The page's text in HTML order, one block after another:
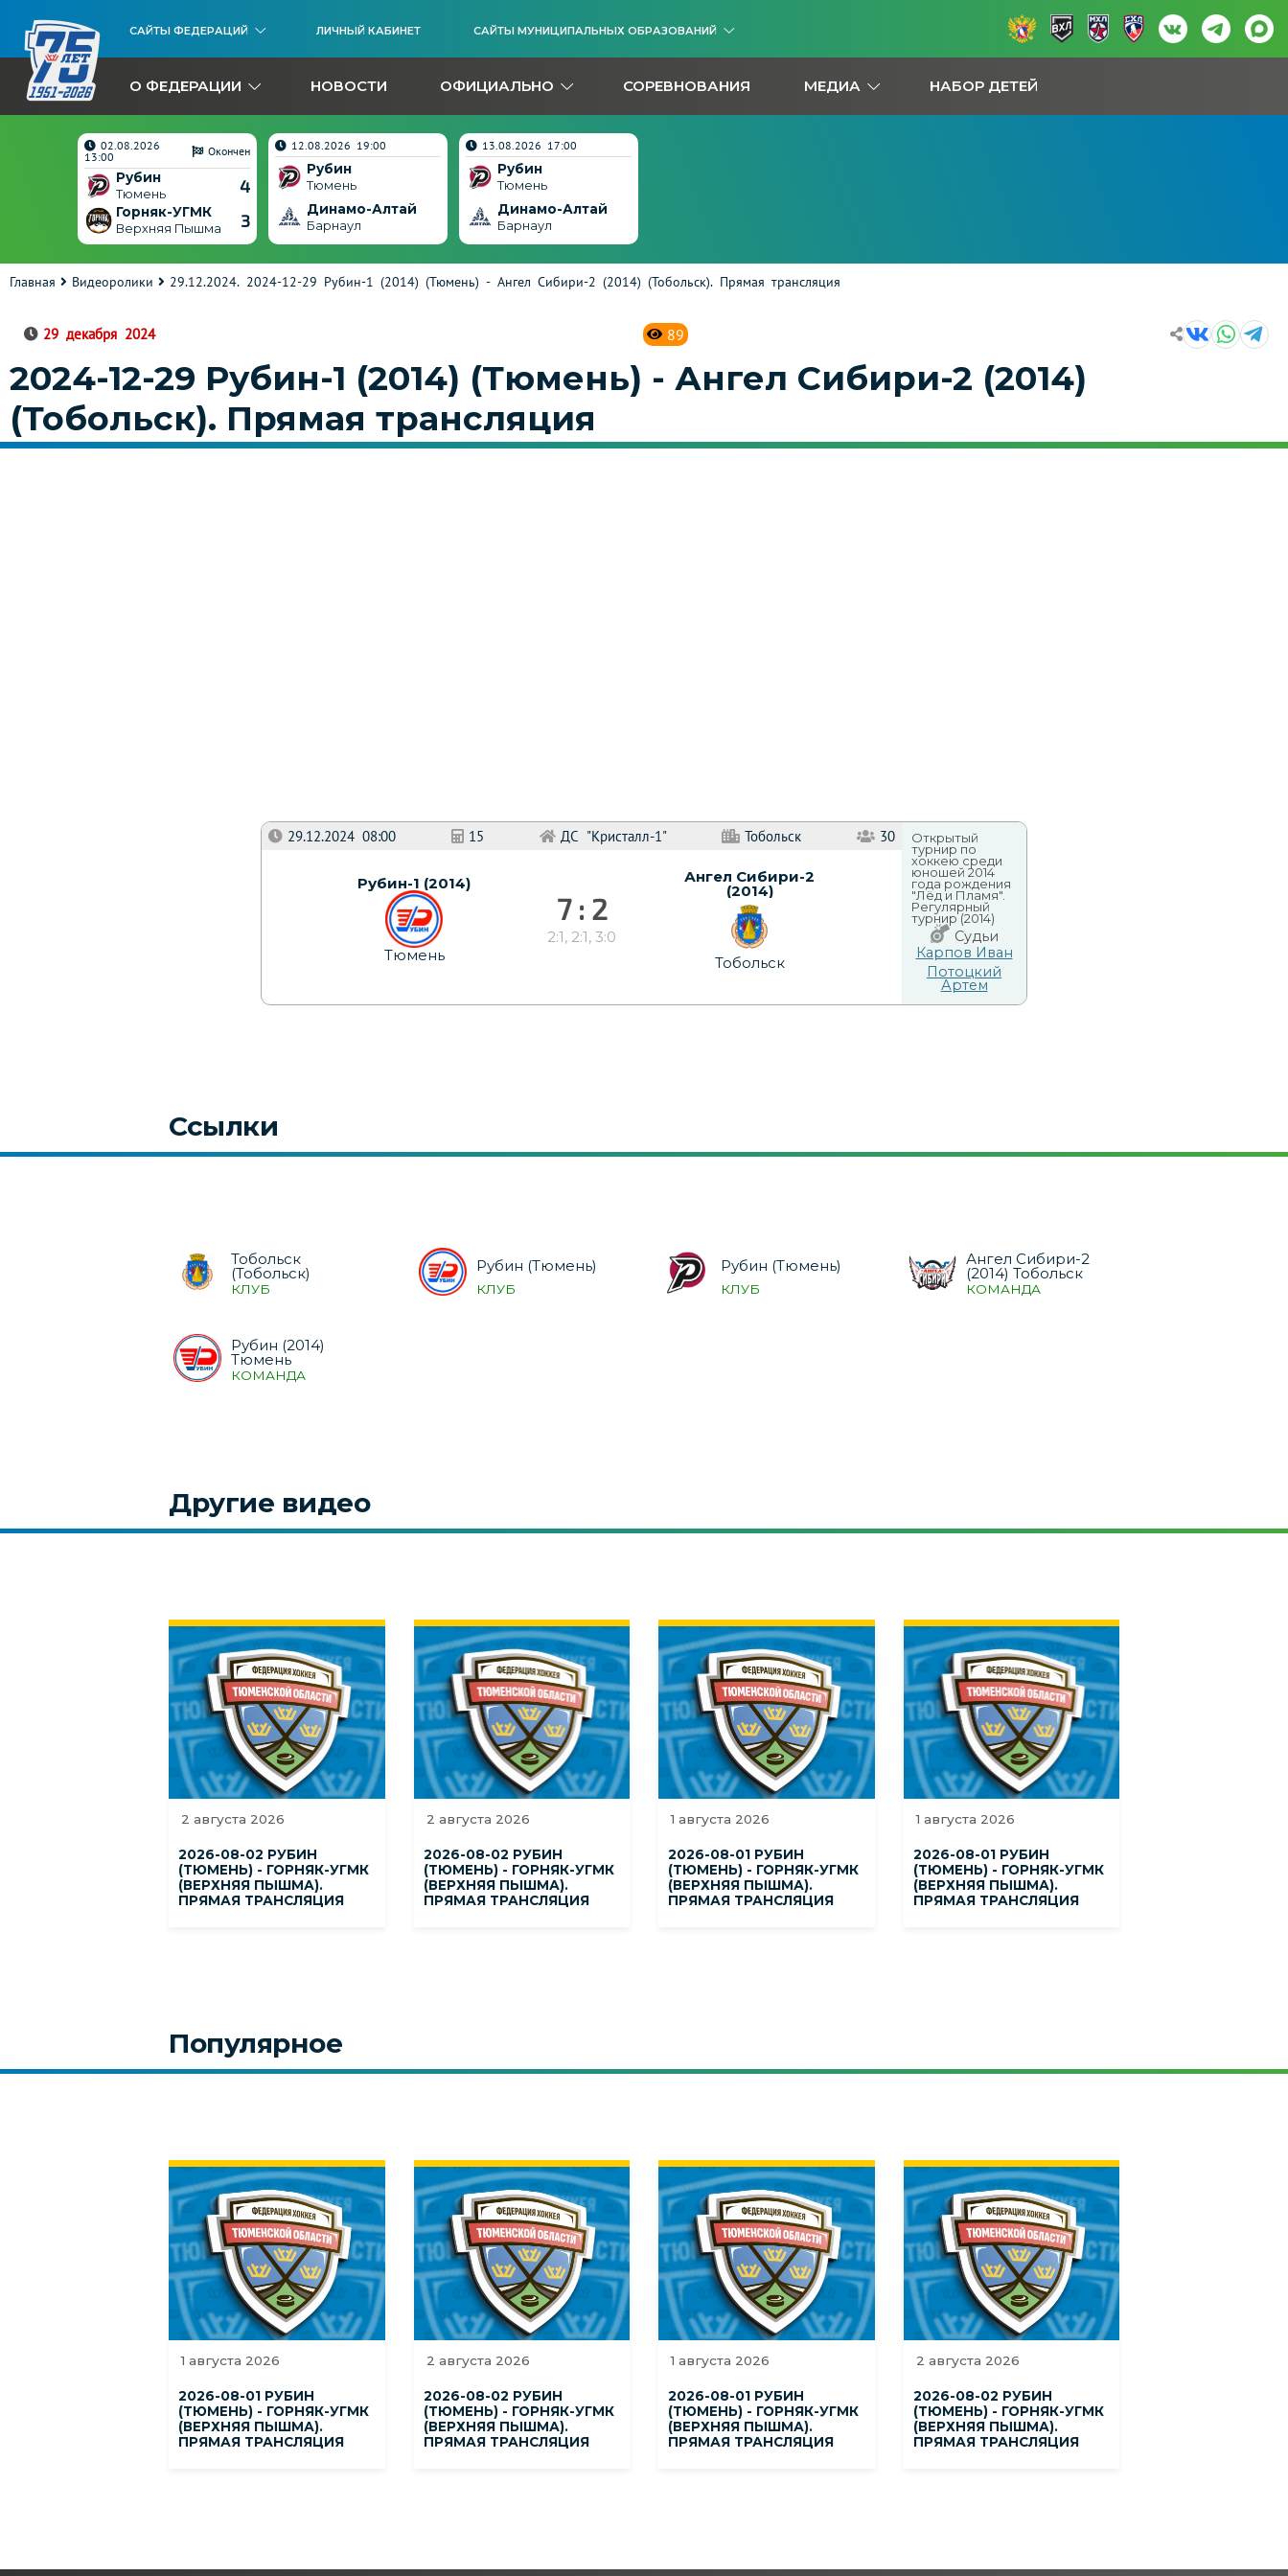
САЙТЫ ФЕДЕРАЦИЙ ЛИЧНЫЙ КАБИНЕТ САЙТЫ МУНИЦИПАЛЬНЫХ ОБРАЗОВАНИЙ
О ФЕДЕРАЦИИ НОВОСТИ ОФИЦИАЛЬНО СОРЕВНОВАНИЯ МЕДИА НАБОР ДЕТЕЙ
02.08.2026
13:00
Окончен
Рубин
Тюмень 4
Горняк-УГМК
Верхняя Пышма 3
12.08.2026 19:00
Рубин
Тюмень
Динамо-Алтай
Барнаул
13.08.2026 17:00
Рубин
Тюмень
Динамо-Алтай
Барнаул
Главная Видеоролики 29.12.2024. 2024-12-29 Рубин-1 (2014) (Тюмень) - Ангел Сибири-2 (2014) (Тобольск). Прямая трансляция
29 декабря 2024 89
2024-12-29 Рубин-1 (2014) (Тюмень) - Ангел Сибири-2 (2014)
(Тобольск). Прямая трансляция
29.12.2024 08:00 15 ДС "Кристалл-1" Тобольск 30
Рубин-1 (2014)
Тюмень
7 : 2
2:1, 2:1, 3:0
Ангел Сибири-2
(2014)
Тобольск
Открытый
турнир по
хоккею среди
юношей 2014
года рождения
"Лёд и Пламя".
Регулярный
турнир (2014)
Судьи
Карпов Иван
Потоцкий
Артем
Ссылки
Тобольск
(Тобольск)
КЛУБ
Рубин (Тюмень)
КЛУБ
Рубин (Тюмень)
КЛУБ
Ангел Сибири-2
(2014) Тобольск
КОМАНДА
Рубин (2014)
Тюмень
КОМАНДА
Другие видео
2 августа 2026
2026-08-02 РУБИН
(ТЮМЕНЬ) - ГОРНЯК-УГМК
(ВЕРХНЯЯ ПЫШМА).
ПРЯМАЯ ТРАНСЛЯЦИЯ
2 августа 2026
2026-08-02 РУБИН
(ТЮМЕНЬ) - ГОРНЯК-УГМК
(ВЕРХНЯЯ ПЫШМА).
ПРЯМАЯ ТРАНСЛЯЦИЯ
1 августа 2026
2026-08-01 РУБИН
(ТЮМЕНЬ) - ГОРНЯК-УГМК
(ВЕРХНЯЯ ПЫШМА).
ПРЯМАЯ ТРАНСЛЯЦИЯ
1 августа 2026
2026-08-01 РУБИН
(ТЮМЕНЬ) - ГОРНЯК-УГМК
(ВЕРХНЯЯ ПЫШМА).
ПРЯМАЯ ТРАНСЛЯЦИЯ
Популярное
1 августа 2026
2026-08-01 РУБИН
(ТЮМЕНЬ) - ГОРНЯК-УГМК
(ВЕРХНЯЯ ПЫШМА).
ПРЯМАЯ ТРАНСЛЯЦИЯ
2 августа 2026
2026-08-02 РУБИН
(ТЮМЕНЬ) - ГОРНЯК-УГМК
(ВЕРХНЯЯ ПЫШМА).
ПРЯМАЯ ТРАНСЛЯЦИЯ
1 августа 2026
2026-08-01 РУБИН
(ТЮМЕНЬ) - ГОРНЯК-УГМК
(ВЕРХНЯЯ ПЫШМА).
ПРЯМАЯ ТРАНСЛЯЦИЯ
2 августа 2026
2026-08-02 РУБИН
(ТЮМЕНЬ) - ГОРНЯК-УГМК
(ВЕРХНЯЯ ПЫШМА).
ПРЯМАЯ ТРАНСЛЯЦИЯ